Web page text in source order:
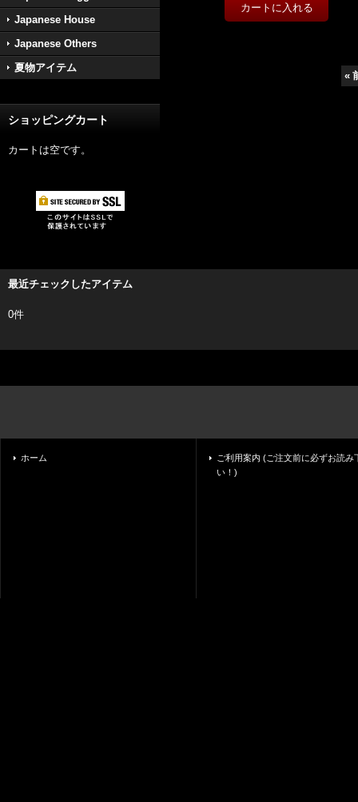
Japanese House
Japanese Others
夏物アイテム
ショッピングカート
カートは空です。
«
最近チェックしたアイテム
0件
ホーム
ご利用案内 (ご注文前に必ずお読み
い！)